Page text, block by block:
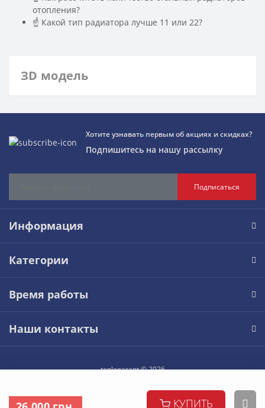
КУПИТЬ
отопления?
☝ Какой тип радиатора лучше 11 или 22?
ЗD модель
Хотите узнавать первым об акциях и скидках?
Подпишитесь на нашу рассылку
Подписаться
Информация
Категории
Время работы
Наши контакты
teplogarant © 2026